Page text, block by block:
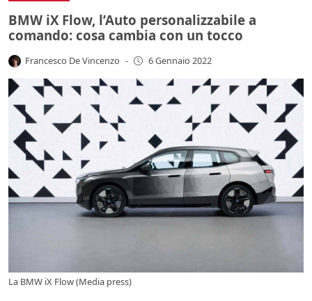
BMW iX Flow, l’Auto personalizzabile a
comando: cosa cambia con un tocco
Francesco De Vincenzo - 6 Gennaio 2022
La BMW iX Flow (Media press)